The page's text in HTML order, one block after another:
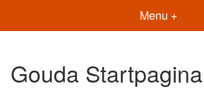
Menu +
Gouda Startpagina